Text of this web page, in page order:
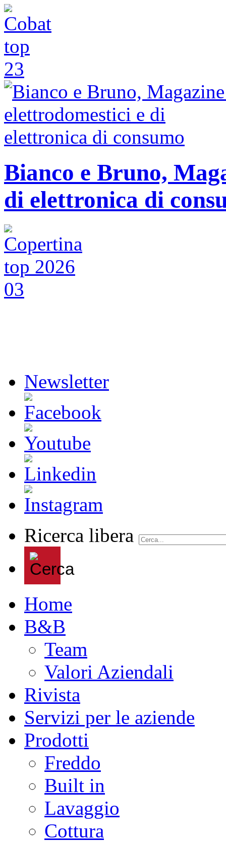
Bianco e Bruno,
di elettronica di
Newsletter
Ricerca libera
Home
B&B
Team
Valori Aziendali
Rivista
Servizi per le aziende
Prodotti
Freddo
Built in
Lavaggio
Cottura